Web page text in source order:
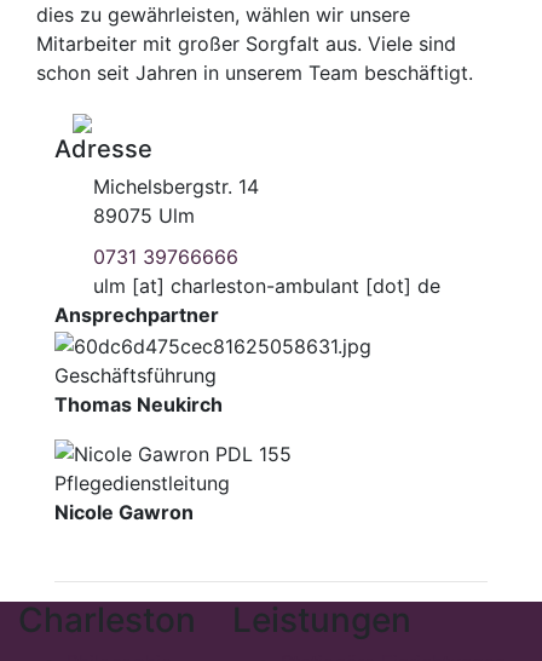
dies zu gewährleisten, wählen wir unsere
Mitarbeiter mit großer Sorgfalt aus. Viele sind
schon seit Jahren in unserem Team beschäftigt.
Adresse
Michelsbergstr. 14
89075 Ulm
0731 39766666
ulm [at]charleston-ambulant [dot] de
Ansprechpartner
Geschäftsführung
Thomas Neukirch
Pflegedienstleitung
Nicole Gawron
Charleston Leistungen